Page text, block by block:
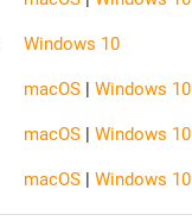
Windows 10
macOS| Windows 10
macOS| Windows 10
macOS| Windows 10